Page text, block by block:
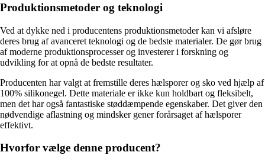
Produktionsmetoder og teknologi
Ved at dykke ned i producentens produktionsmetoder kan vi afsløre
deres brug af avanceret teknologi og de bedste materialer. De gør brug
af moderne produktionsprocesser og investerer i forskning og
udvikling for at opnå de bedste resultater.
Producenten har valgt at fremstille deres hælsporer og sko ved hjælp af
100% silikonegel. Dette materiale er ikke kun holdbart og fleksibelt,
men det har også fantastiske støddæmpende egenskaber. Det giver den
nødvendige aflastning og mindsker gener forårsaget af hælsporer
effektivt.
Hvorfor vælge denne producent?